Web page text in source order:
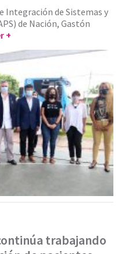
Integración de Sistemas y
de Nación, Gastón
+
trabajando